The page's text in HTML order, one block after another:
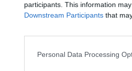
participants. This information
Downstream Participants that
Personal Data Processing